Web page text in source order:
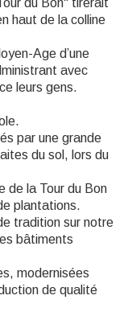
du Bon" tirerait
haut de la colline
Age d’une
avec
leurs gens.
par une grande
du sol, lors du
de la Tour du Bon
plantations.
tradition sur notre
bâtiments
modernisées
de qualité